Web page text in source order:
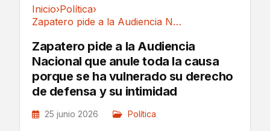
Inicio›Política›
Zapatero pide a la Audiencia Nacional que...
Zapatero pide a la Audiencia
Nacional que anule toda la causa
porque se ha vulnerado su derecho
de defensa y su intimidad
25 junio 2026 Política